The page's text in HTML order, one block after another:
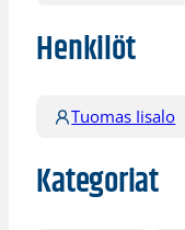
Henkilöt
Tuomas Iisalo
Kategoriat